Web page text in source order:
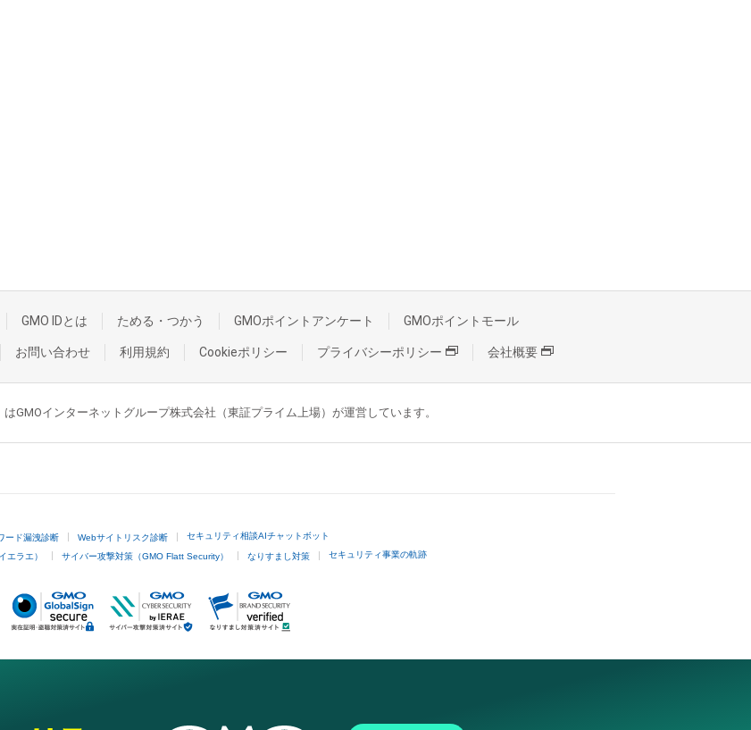
GMO IDとは ためる・つかう GMOポイントアンケート GMOポイントモール
お問い合わせ 利用規約 Cookieポリシー プライバシーポリシー 会社概要
はGMOインターネットグループ株式会社（東証プライム上場）が運営しています。
ード漏洩診断 Webサイトリスク診断 セキュリティ相談AIチャットボット
エラエ） サイバー攻撃対策（GMO Flatt Security） なりすまし対策 セキュリティ事業の軌跡